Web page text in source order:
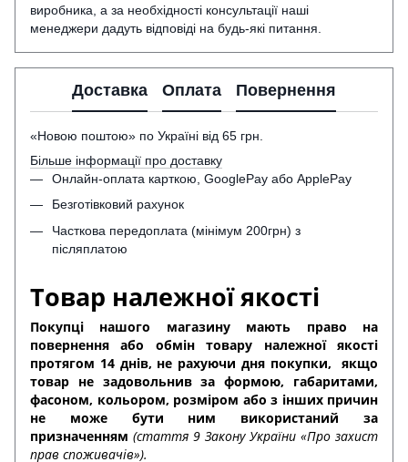
виробника, а за необхідності консультації наші
менеджери дадуть відповіді на будь-які питання.
Доставка Оплата Повернення
«Новою поштою» по Україні від 65 грн.
Більше інформації про доставку
Онлайн-оплата карткою, GooglePay або ApplePay
Безготівковий рахунок
Часткова передоплата (мінімум 200грн) з
післяплатою
Товар належної якості
Покупці нашого магазину мають право на
повернення або обмін товару належної якості
протягом 14 днів, не рахуючи дня покупки,
якщо
товар не задовольнив за формою, габаритами,
фасоном, кольором, розміром або з інших причин
не може бути ним використаний за
призначенням (стаття 9 Закону України «Про захист
прав споживачів»).